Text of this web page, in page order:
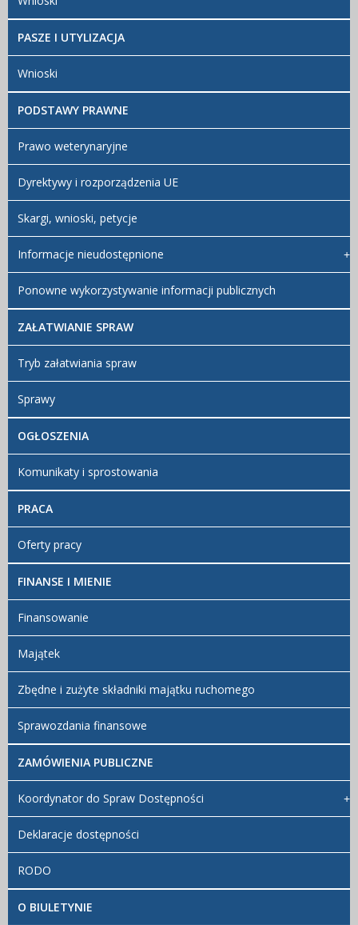
załączniki
Wykaz
poszczególne
komórki
organizacyjne
PIW Katowice
Regulamin
PIW Katowice
Schemat
- załącznik do
regulaminu
PASZE I UTYLIZACJA
Wnioski
PODSTAWY PRAWNE
Prawo weterynaryjne
Dyrektywy i rozporządzenia UE
Skargi, wnioski, petycje
Informacje nieudostępnione
Ponowne wykorzystywanie informacji publicznych
ZAŁATWIANIE SPRAW
Tryb załatwiania spraw
Sprawy
OGŁOSZENIA
Komunikaty i sprostowania
PRACA
Oferty pracy
FINANSE I MIENIE
Finansowanie
Majątek
Zbędne i zużyte składniki majątku ruchomego
Sprawozdania finansowe
ZAMÓWIENIA PUBLICZNE
Koordynator do Spraw Dostępności
Deklaracje dostępności
RODO
O BIULETYNIE